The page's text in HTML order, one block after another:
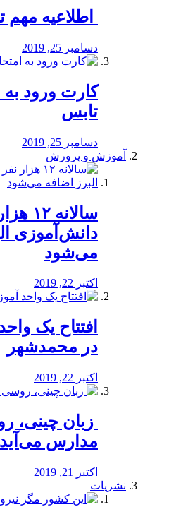
اطلاعیه مهم
دسامبر 25, 2019
کارت ورود به
تابس
دسامبر 25, 2019
آموزش و پرورش
دانش‌آموزی
می‌شود
اکتبر 22, 2019
افتتاح یک
در محمدشهر
اکتبر 22, 2019
زبان چینی،
مدارس
اکتبر 21, 2019
نشریات